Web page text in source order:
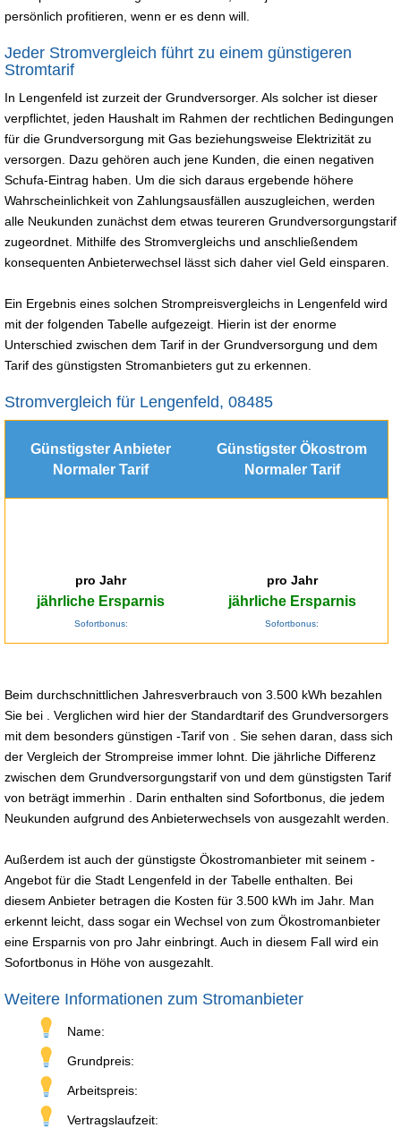
persönlich profitieren, wenn er es denn will.
Jeder Stromvergleich führt zu einem günstigeren
Stromtarif
In Lengenfeld ist zurzeit der Grundversorger. Als solcher ist dieser
verpflichtet, jeden Haushalt im Rahmen der rechtlichen Bedingungen
für die Grundversorgung mit Gas beziehungsweise Elektrizität zu
versorgen. Dazu gehören auch jene Kunden, die einen negativen
Schufa-Eintrag haben. Um die sich daraus ergebende höhere
Wahrscheinlichkeit von Zahlungsausfällen auszugleichen, werden
alle Neukunden zunächst dem etwas teureren Grundversorgungstarif
zugeordnet. Mithilfe des Stromvergleichs und anschließendem
konsequenten Anbieterwechsel lässt sich daher viel Geld einsparen.
Ein Ergebnis eines solchen Strompreisvergleichs in Lengenfeld wird
mit der folgenden Tabelle aufgezeigt. Hierin ist der enorme
Unterschied zwischen dem Tarif in der Grundversorgung und dem
Tarif des günstigsten Stromanbieters gut zu erkennen.
Stromvergleich für Lengenfeld, 08485
Günstigster Anbieter
Normaler Tarif
Günstigster Ökostrom
Normaler Tarif
pro Jahr
jährliche Ersparnis
Sofortbonus:
pro Jahr
jährliche Ersparnis
Sofortbonus:
Beim durchschnittlichen Jahresverbrauch von 3.500 kWh bezahlen
Sie bei . Verglichen wird hier der Standardtarif des Grundversorgers
mit dem besonders günstigen -Tarif von . Sie sehen daran, dass sich
der Vergleich der Strompreise immer lohnt. Die jährliche Differenz
zwischen dem Grundversorgungstarif von und dem günstigsten Tarif
von beträgt immerhin . Darin enthalten sind Sofortbonus, die jedem
Neukunden aufgrund des Anbieterwechsels von ausgezahlt werden.
Außerdem ist auch der günstigste Ökostromanbieter mit seinem -
Angebot für die Stadt Lengenfeld in der Tabelle enthalten. Bei
diesem Anbieter betragen die Kosten für 3.500 kWh im Jahr. Man
erkennt leicht, dass sogar ein Wechsel von zum Ökostromanbieter
eine Ersparnis von pro Jahr einbringt. Auch in diesem Fall wird ein
Sofortbonus in Höhe von ausgezahlt.
Weitere Informationen zum Stromanbieter
Name:
Grundpreis:
Arbeitspreis:
Vertragslaufzeit: